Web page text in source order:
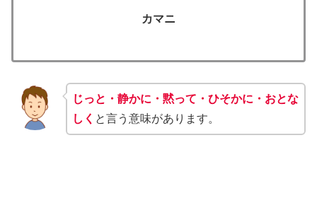
カマニ
じっと・静かに・黙って・ひそかに・おとな
しく と言う意味があります。